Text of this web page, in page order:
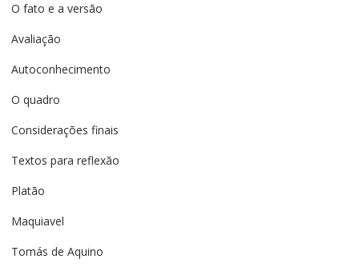
O fato e a versão
Avaliação
Autoconhecimento
O quadro
Considerações finais
Textos para reflexão
Platão
Maquiavel
Tomás de Aquino